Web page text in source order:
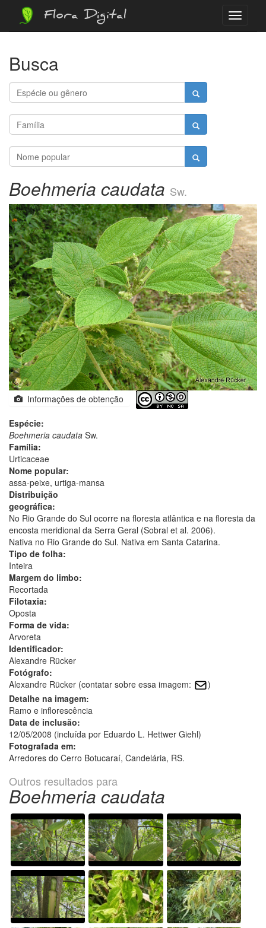
Menu
Flora Digital
Busca
Boehmeria caudata Sw.
Informações de obtenção
Espécie:
Boehmeria caudata Sw.
Família:
Urticaceae
Nome popular:
assa-peixe, urtiga-mansa
Distribuição
geográfica:
No Rio Grande do Sul ocorre na floresta atlântica e na floresta da
encosta meridional da Serra Geral (Sobral et al. 2006).
Nativa no Rio Grande do Sul. Nativa em Santa Catarina.
Tipo de folha:
Inteira
Margem do limbo:
Recortada
Filotaxia:
Oposta
Forma de vida:
Arvoreta
Identificador:
Alexandre Rücker
Fotógrafo:
Alexandre Rücker (contatar sobre essa imagem:
)
Detalhe na imagem:
Ramo e inflorescência
Data de inclusão:
12/05/2008 (incluída por Eduardo L. Hettwer Giehl)
Fotografada em:
Arredores do Cerro Botucaraí, Candelária, RS.
Outros resultados para
Boehmeria caudata